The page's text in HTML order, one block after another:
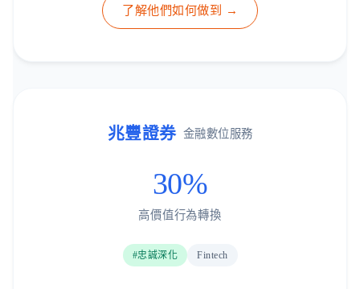
了解他們如何做到 →
兆豐證券 金融數位服務
30%
高價值行為轉換
#忠誠深化 Fintech